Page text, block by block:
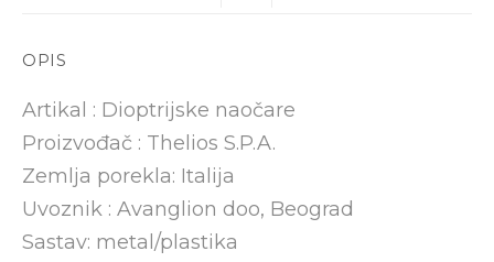
OPIS
Artikal : Dioptrijske naočare
Proizvođač : Thelios S.P.A.
Zemlja porekla: Italija
Uvoznik : Avanglion doo, Beograd
Sastav: metal/plastika